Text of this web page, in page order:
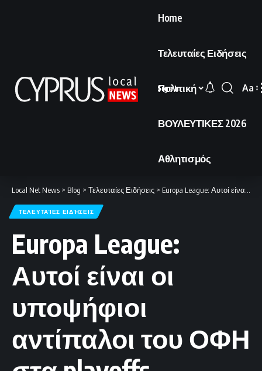
Home
Τελευταίες Ειδήσεις
Πολιτική
ΒΟΥΛΕΥΤΙΚΕΣ 2026
Αθλητισμός
Sign In
Font
Aa
Local Net News > Blog > Τελευταίες Ειδήσεις > Europa League: Αυτοί είναι οι υποψήφιοι αντίπαλοι του ΟΦΗ στα playoffs
ΤΕΛΕΥΤΑΊΕΣ ΕΙΔΉΣΕΙΣ
Europa League:
Αυτοί είναι οι
υποψήφιοι
αντίπαλοι του ΟΦΗ